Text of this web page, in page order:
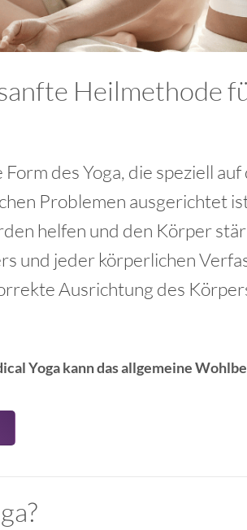
Heilmethode
des Yoga, die speziell
Problemen ausgerichtet
helfen und den Körper
und jeder körperlichen
Ausrichtung des
Yoga kann das allgemeine